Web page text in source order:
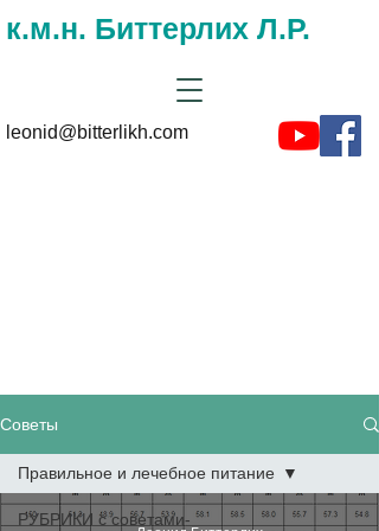
к.м.н. Биттерлих Л.Р.
leonid@bitterlikh.com
Советы
РУБРИКИ с советами-
Правильное и лечебное питание